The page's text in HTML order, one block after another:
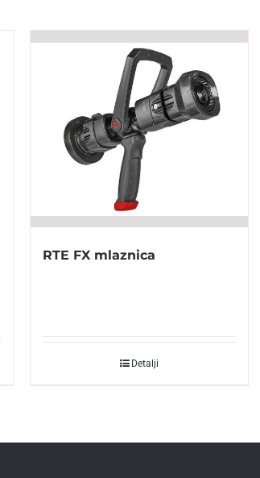
RTE FX mlaznica
Detalji